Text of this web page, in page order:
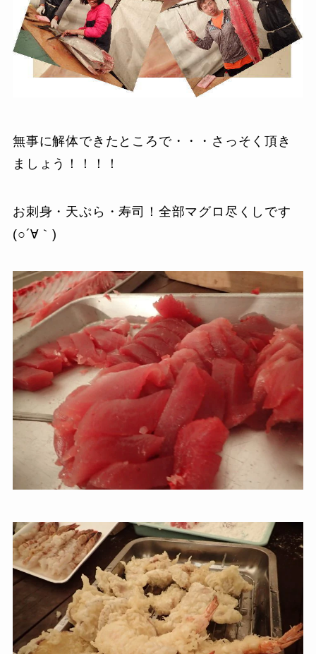
無事に解体できたところで・・・さっそく頂き
ましょう！！！！
お刺身・天ぷら・寿司！全部マグロ尽くしです
(○´∀｀)